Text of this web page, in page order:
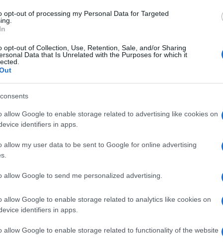
opt-out of processing my Personal Data for Targeted
opt-out of Collection, Use, Retention, Sale, and/or Sharing
Data that Is Unrelated with the Purposes for which it
allow Google to enable storage related to advertising like cookies on
identifiers in apps.
allow my user data to be sent to Google for online advertising
allow Google to send me personalized advertising.
allow Google to enable storage related to analytics like cookies on
identifiers in apps.
allow Google to enable storage related to functionality of the website
un momento cruciale per la vita di ogni
è fissata per il
convocazione il
il bilancio di esercizio relativo al 31
una panoramica dettagliata della salute
fondamentale per analizzare
un’azienda. Grazie a questo documento, gli
passate e pianificare strategie future. La
per mantenere la fiducia degli investitori.